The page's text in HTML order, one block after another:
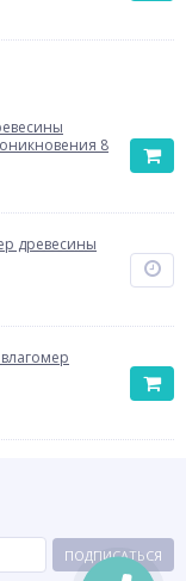
8
древесины
ПОДПИСАТЬСЯ